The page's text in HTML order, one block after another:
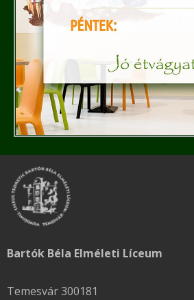
Bartók Béla Elméleti Líceum
Temesvár 300181